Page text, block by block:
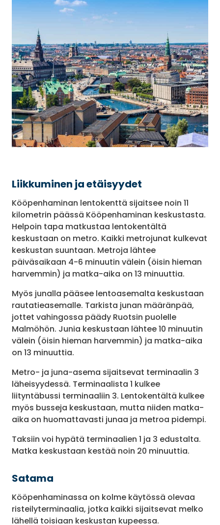
Liikkuminen ja etäisyydet
Kööpenhaminan lentokenttä sijaitsee noin 11
kilometrin päässä Kööpenhaminan keskustasta.
Helpoin tapa matkustaa lentokentältä
keskustaan on metro. Kaikki metrojunat kulkevat
keskustan suuntaan. Metroja lähtee
päiväsaikaan 4-6 minuutin välein (öisin hieman
harvemmin) ja matka-aika on 13 minuuttia.
Myös junalla pääsee lentoasemalta keskustaan
rautatieasemalle. Tarkista junan määränpää,
jottet vahingossa päädy Ruotsin puolelle
Malmöhön. Junia keskustaan lähtee 10 minuutin
välein (öisin hieman harvemmin) ja matka-aika
on 13 minuuttia.
Metro- ja juna-asema sijaitsevat terminaalin 3
läheisyydessä. Terminaalista 1 kulkee
liityntäbussi terminaaliin 3. Lentokentältä kulkee
myös busseja keskustaan, mutta niiden matka-
aika on huomattavasti junaa ja metroa pidempi.
Taksiin voi hypätä terminaalien 1 ja 3 edustalta.
Matka keskustaan kestää noin 20 minuuttia.
Satama
Kööpenhaminassa on kolme käytössä olevaa
risteilyterminaalia, jotka kaikki sijaitsevat melko
lähellä toisiaan keskustan kupeessa.